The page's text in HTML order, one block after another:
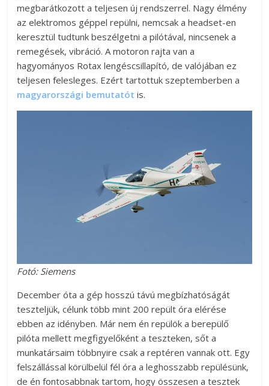
megbarátkozott a teljesen új rendszerrel. Nagy élmény
az elektromos géppel repülni, nemcsak a headset-en
keresztül tudtunk beszélgetni a pilótával, nincsenek a
remegések, vibráció. A motoron rajta van a
hagyományos Rotax lengéscsillapító, de valójában ez
teljesen felesleges. Ezért tartottuk szeptemberben a
magyarországi bemutatót is.
Fotó: Siemens
December óta a gép hosszú távú megbízhatóságát
teszteljük, célunk több mint 200 repült óra elérése
ebben az idényben. Már nem én repülök a berepülő
pilóta mellett megfigyelőként a teszteken, sőt a
munkatársaim többnyire csak a reptéren vannak ott. Egy
felszállással körülbelül fél óra a leghosszabb repülésünk,
de én fontosabbnak tartom, hogy összesen a tesztek